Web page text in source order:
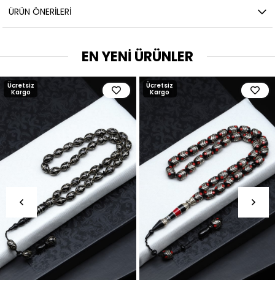
ÜRÜN ÖNERILERI
EN YENİ ÜRÜNLER
Ücretsiz
Kargo
Ücretsiz
Kargo